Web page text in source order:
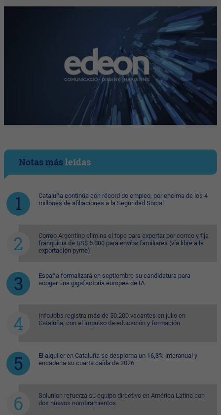
Notas másleídas
Cataluña continúa con récord de empleo, por encima de los 4
millones de afiliaciones a la Seguridad Social
Correo Argentino elimina el tope para exportar por correo y fija
franquicia de US$ 5.000 para envíos familiares (vía libre a la
exportación pyme)
España formalizará en septiembre su candidatura para
acoger una gigafactoría europea de IA
InfoJobs registra más de 50.200 vacantes en julio en
Cataluña, con el impulso de educación y formación
El alquiler en Cataluña se desploma un 16,3% interanual y
encadena su cuarta caída de 2026
Solunion refuerza su equipo directivo en América Latina con
dos nuevos nombramientos